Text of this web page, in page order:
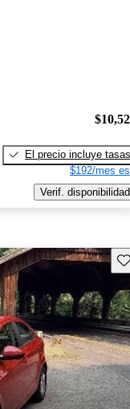
El precio incluye tasas
$192/mes
Verif. disponibilidad